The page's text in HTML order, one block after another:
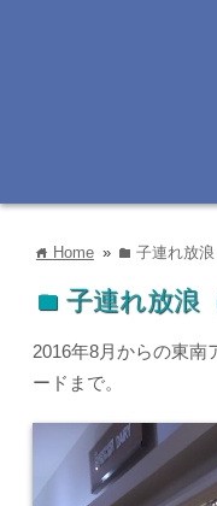
home Home » folder 子連れ放浪
folder 子連れ放浪
2016年8月からの東南
ードまで。